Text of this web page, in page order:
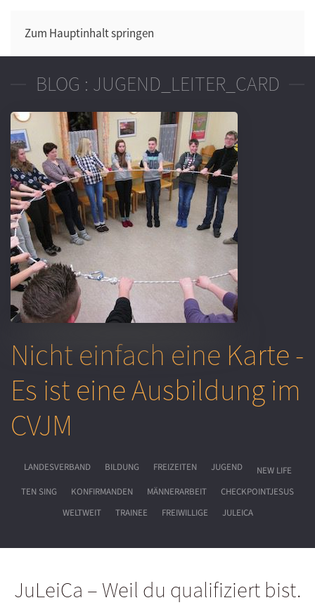
Zum Hauptinhalt springen
BLOG : JUGEND_LEITER_CARD
Nicht einfach eine Karte -
Es ist eine Ausbildung im
CVJM
LANDESVERBAND BILDUNG FREIZEITEN JUGEND
NEW LIFE
TEN SING
KONFIRMANDEN MÄNNERARBEIT
CHECKPOINTJESUS
WELTWEIT
TRAINEE FREIWILLIGE JULEICA
JuLeiCa – Weil du qualifiziert bist.